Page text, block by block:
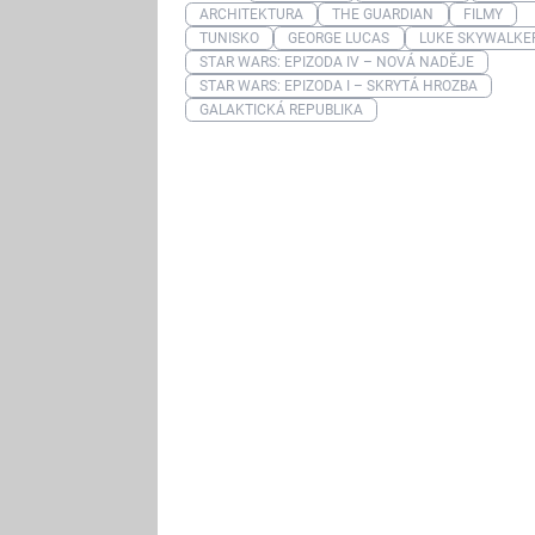
ARCHITEKTURA
THE GUARDIAN
FILMY
TUNISKO
GEORGE LUCAS
LUKE
STAR WARS: EPIZODA IV – NOVÁ NADĚJE
STAR WARS: EPIZODA I – SKRYTÁ HROZBA
GALAKTICKÁ REPUBLIKA